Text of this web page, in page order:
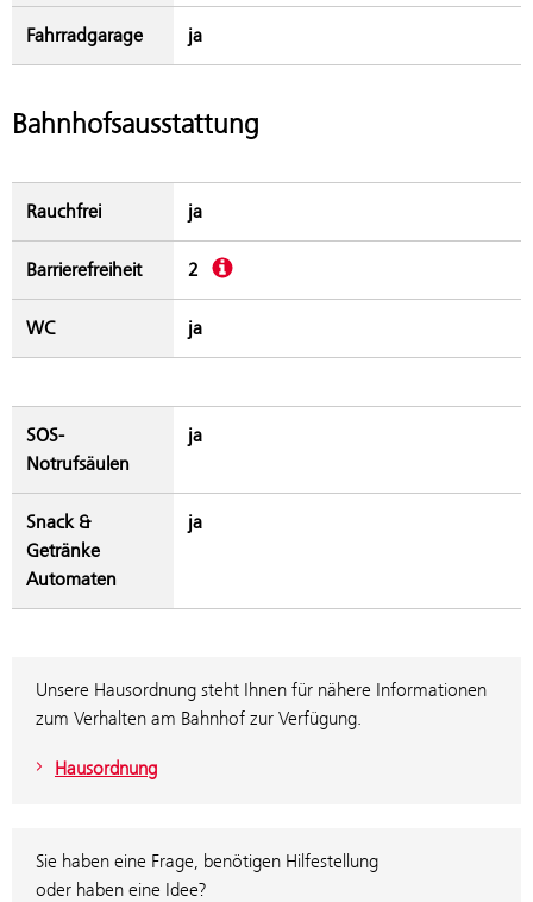
Fahrradgarage ja
Bahnhofsausstattung
Rauchfrei ja
Barrierefreiheit 2 Beschreibung
WC ja
SOS-
Notrufsäulen
ja
Snack &
Getränke
Automaten
ja
Unsere Hausordnung steht Ihnen für nähere Informationen
zum Verhalten am Bahnhof zur Verfügung.
Hausordnung
Sie haben eine Frage, benötigen Hilfestellung
oder haben eine Idee?